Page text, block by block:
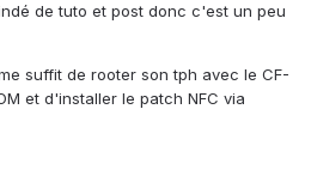
de tuto et post donc c'est un peu
suffit de rooter son tph avec le CF-
et d'installer le patch NFC via